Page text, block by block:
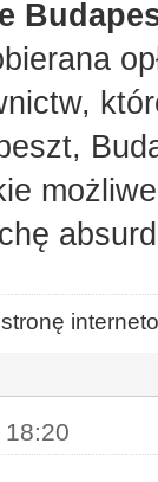
stronę